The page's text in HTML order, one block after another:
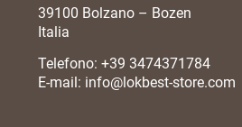
39100 Bolzano – Bozen
Italia
Telefono:+39 3474371784
E-mail: info@lokbest-store.com